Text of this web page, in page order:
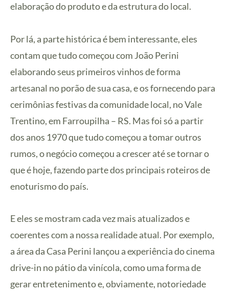
elaboração do produto e da estrutura do local.
Por lá, a parte histórica é bem interessante, eles
contam que tudo começou com João Perini
elaborando seus primeiros vinhos de forma
artesanal no porão de sua casa, e os fornecendo para
cerimônias festivas da comunidade local, no Vale
Trentino, em Farroupilha – RS. Mas foi só a partir
dos anos 1970 que tudo começou a tomar outros
rumos, o negócio começou a crescer até se tornar o
que é hoje, fazendo parte dos principais roteiros de
enoturismo do país.
E eles se mostram cada vez mais atualizados e
coerentes com a nossa realidade atual. Por exemplo,
a área da Casa Perini lançou a experiência do cinema
drive-in no pátio da vinícola, como uma forma de
gerar entretenimento e, obviamente, notoriedade